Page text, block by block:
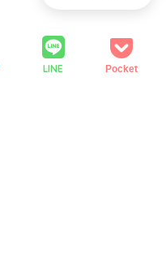
LINE Pocket